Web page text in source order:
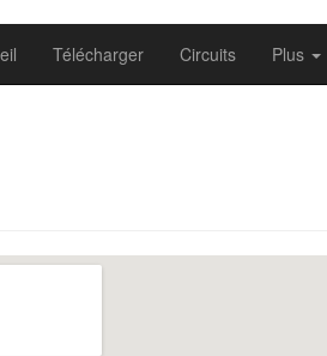
in
Télécharger Circuits Plus